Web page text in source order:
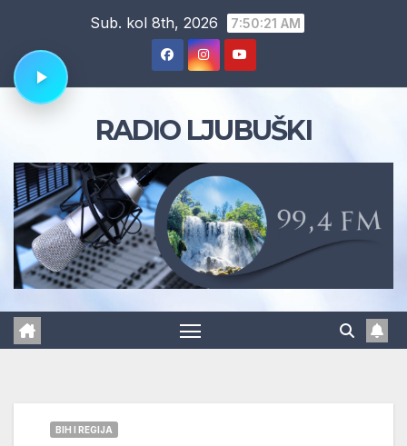
content
Sub. kol 8th, 2026 7:50:22 AM
RADIO LJUBUŠKI
BIH I REGIJA